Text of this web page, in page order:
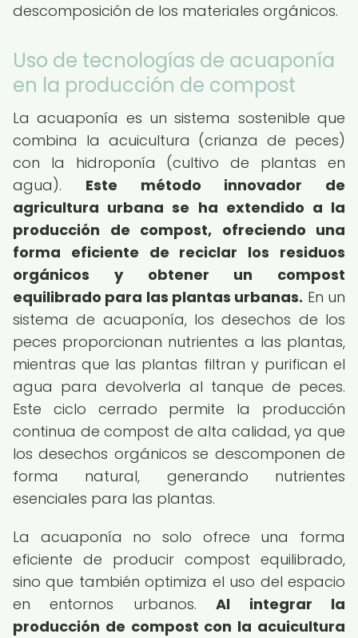
descomposición de los materiales orgánicos.
Uso de tecnologías de acuaponía
en la producción de compost
La acuaponía es un sistema sostenible que
combina la acuicultura (crianza de peces)
con la hidroponía (cultivo de plantas en
agua). Este método innovador de
agricultura urbana se ha extendido a la
producción de compost, ofreciendo una
forma eficiente de reciclar los residuos
orgánicos y obtener un compost
equilibrado para las plantas urbanas. En un
sistema de acuaponía, los desechos de los
peces proporcionan nutrientes a las plantas,
mientras que las plantas filtran y purifican el
agua para devolverla al tanque de peces.
Este ciclo cerrado permite la producción
continua de compost de alta calidad, ya que
los desechos orgánicos se descomponen de
forma natural, generando nutrientes
esenciales para las plantas.
La acuaponía no solo ofrece una forma
eficiente de producir compost equilibrado,
sino que también optimiza el uso del espacio
en entornos urbanos.Al integrar la
producción de compost con la acuicultura